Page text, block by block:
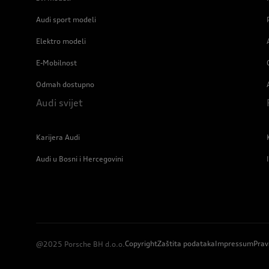
Audi sport modeli
Elektro modeli
E-Mobilnost
Odmah dostupno
Audi svijet
Karijera Audi
Audi u Bosni i Hercegovini
@2025 Porsche BH d.o.o.CopyrightZaštita podatakaImpressum